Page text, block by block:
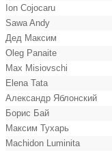
Ion Cojocaru
Sawa Andy
Дед Максим
Oleg Panaite
Max Misiovschi
Elena Tata
Александр Яблонский
Борис Бай
Максим Тухарь
Machidon Luminita